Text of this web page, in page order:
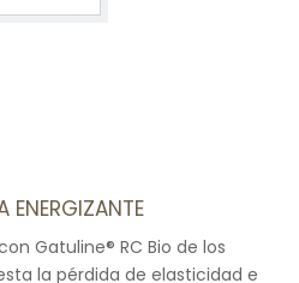
ENERGIZANTE
Gatuline® RC Bio de los
la pérdida de elasticidad e